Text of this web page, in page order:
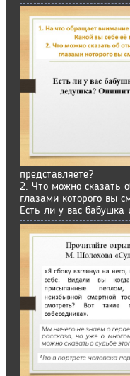
представляете?
2. Что можно сказать
глазами которого вы
Есть ли у вас